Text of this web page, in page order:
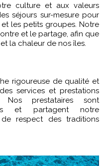
culture et aux valeurs
séjours sur-mesure pour
les petits groupes. Notre
et le partage, afin que
la chaleur de nos îles.
rigoureuse de qualité et
services et prestations
Nos prestataires sont
et partagent notre
respect des traditions